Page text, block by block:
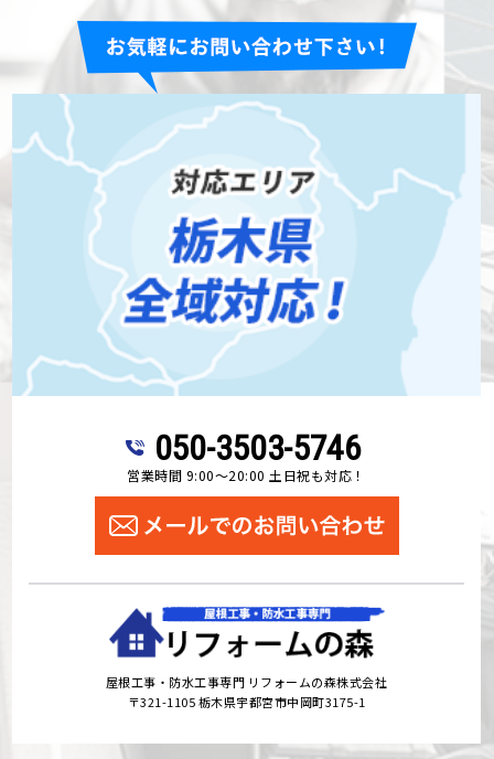
050-3503-5746
営業時間 9:00～20:00 土日祝も対応！
屋根工事・防水工事専門 リフォームの森株式会社
〒321-1105 栃木県宇都宮市中岡町3175-1